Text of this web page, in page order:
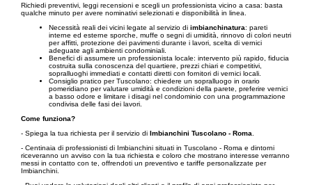
Richiedi preventivi, leggi recensioni e scegli un professionista vicino a casa: basta
qualche minuto per avere nominativi selezionati e disponibilità in linea.
Necessità reali dei vicini legate al servizio di imbianchinatura: pareti
interne ed esterne sporche, muffe o segni di umidità, rinnovo di colori neutri
per affitti, protezione dei pavimenti durante i lavori, scelta di vernici
adeguate agli ambienti condominiali.
Benefici di assumere un professionista locale: intervento più rapido, fiducia
costruita sulla conoscenza del quartiere, prezzi chiari e competitivi,
sopralluoghi immediati e contatti diretti con fornitori di vernici locali.
Consiglio pratico per Tuscolano: chiedere un sopralluogo in orario
pomeridiano per valutare umidità e condizioni della parete, preferire vernici
a basso odore e limitare i disagi nel condominio con una programmazione
condivisa delle fasi dei lavori.
Come funziona?
- Spiega la tua richiesta per il servizio di Imbianchini Tuscolano - Roma
- Centinaia di professionisti di Imbianchini situati in Tuscolano - Roma e dintorni
riceveranno un avviso con la tua richiesta e coloro che mostrano interesse verranno
messi in contatto con te, offrendoti un preventivo e tariffe personalizzate per
Imbianchini.